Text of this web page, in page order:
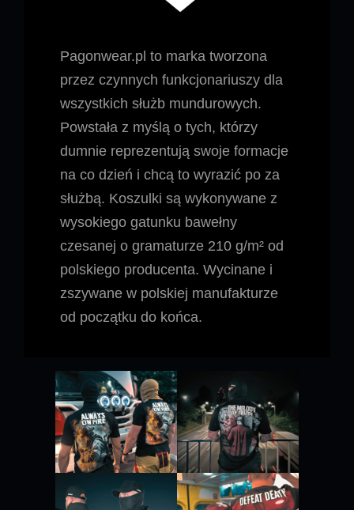
Pagonwear.pl to marka tworzona
przez czynnych funkcjonariuszy dla
wszystkich służb mundurowych.
Powstała z myślą o tych, którzy
dumnie reprezentują swoje formacje
na co dzień i chcą to wyrazić po za
służbą. Koszulki są wykonywane z
wysokiego gatunku bawełny
czesanej o gramaturze 210 g/m² od
polskiego producenta. Wycinane i
zszywane w polskiej manufakturze
od początku do końca.